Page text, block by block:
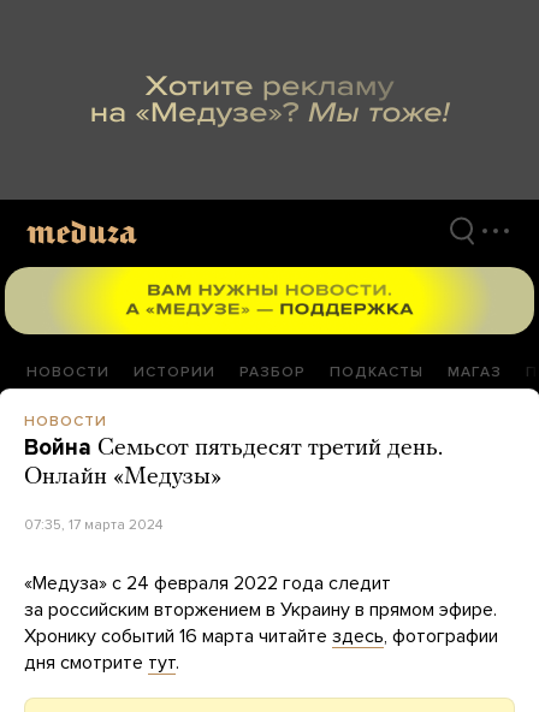
НОВОСТИ ИСТОРИИ РАЗБОР ПОДКАСТЫ МАГАЗ
НОВОСТИ
Война Семьсот пятьдесят третий день.
Онлайн «Медузы»
07:35, 17 марта 2024
«Медуза» с 24 февраля 2022 года следит
за российским вторжением в Украину в прямом эфире.
Хронику событий 16 марта читайте здесь, фотографии
дня смотрите тут.